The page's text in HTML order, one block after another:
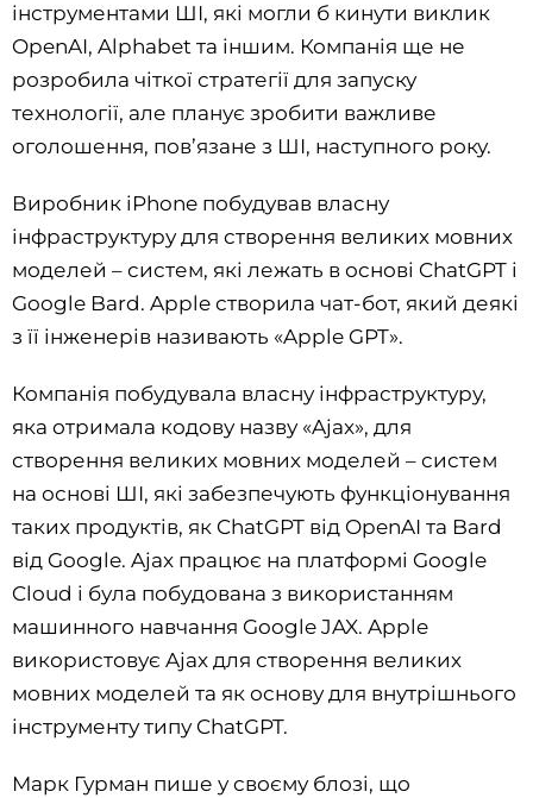
інструментами ШІ, які могли б кинути виклик
OpenAI, Alphabet та іншим. Компанія ще не
розробила чіткої стратегії для запуску
технології, але планує зробити важливе
оголошення, пов’язане з ШІ, наступного року.
Виробник iPhone побудував власну
інфраструктуру для створення великих мовних
моделей – систем, які лежать в основі ChatGPT і
Google Bard. Apple створила чат-бот, який деякі
з її інженерів називають «Apple GPT».
Компанія побудувала власну інфраструктуру,
яка отримала кодову назву «Ajax», для
створення великих мовних моделей – систем
на основі ШІ, які забезпечують функціонування
таких продуктів, як ChatGPT від OpenAI та Bard
від Google. Ajax працює на платформі Google
Cloud і була побудована з використанням
машинного навчання Google JAX. Apple
використовує Ajax для створення великих
мовних моделей та як основу для внутрішнього
інструменту типу ChatGPT.
Марк Гурман пише у своєму блозі, що